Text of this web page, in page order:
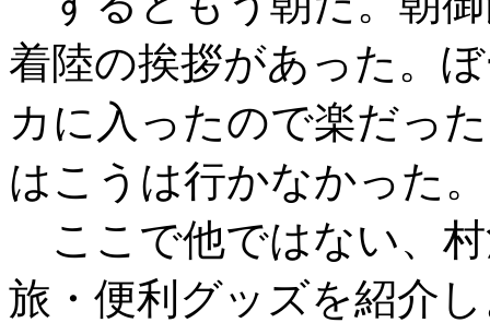
着陸の挨拶があった。
カに入ったので楽だっ
はこうは行かなかった。
ここで他ではない、
旅・便利グッズを紹介